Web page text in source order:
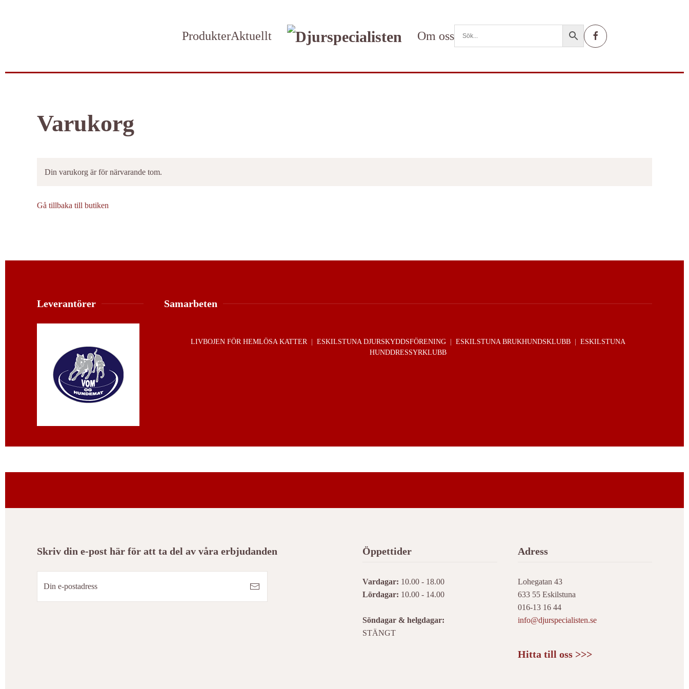
ProdukterAktuellt Om oss
Varukorg
Din varukorg är för närvarande tom.
Gå tillbaka till butiken
Leverantörer Samarbeten
LIVBOJEN FÖR HEMLÖSA KATTER| ESKILSTUNA DJURSKYDDSFÖRENING ESKILSTUNA BRUKHUNDSKLUBB
ESKILSTUNA
HUNDDRESSYRKLUBB
Skriv din e-post här för att ta del av våra erbjudanden Öppettider
Vardagar: 10.00 - 18.00
Lördagar: 10.00 - 14.00
Söndagar & helgdagar:
STÄNGT
Adress
Lohegatan 43
633 55 Eskilstuna
016-13 16 44
info@djurspecialisten.se
Hitta till oss >>>